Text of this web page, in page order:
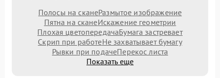
Полосы на сканеРазмытое изображение
Пятна на сканеИскажение геометрии
Плохая цветопередачаБумага застревает
Скрип при работеНе захватывает бумагу
Рывки при подачеПерекос листа
Показать еще